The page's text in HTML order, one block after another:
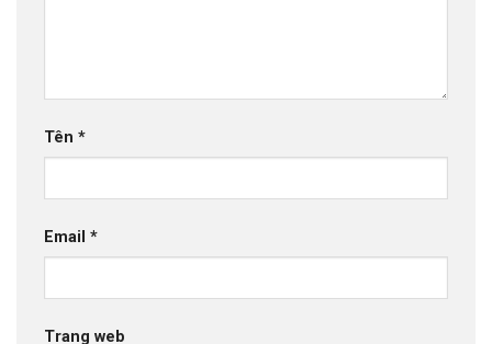
Tên *
Email *
Trang web